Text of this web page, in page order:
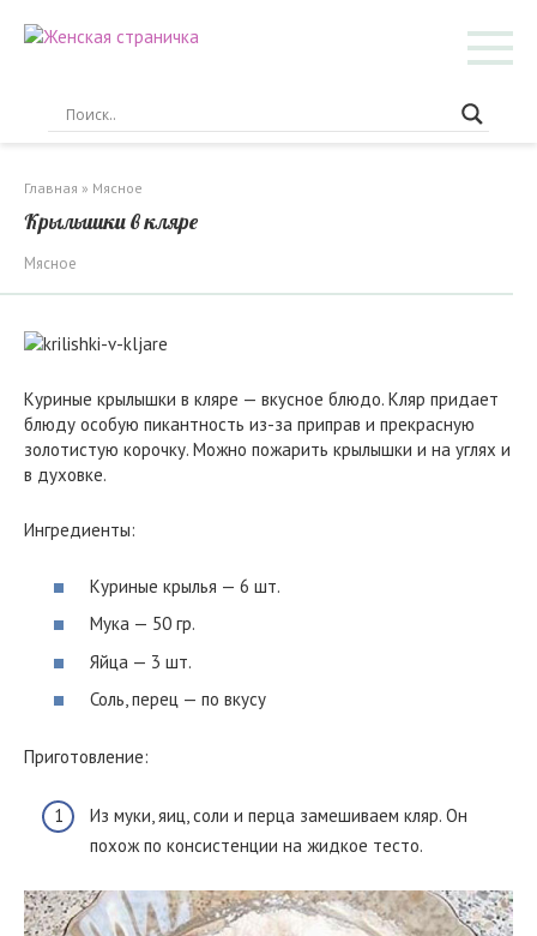
Главная » Мясное
Крылышки в кляре
Мясное
Куриные крылышки в кляре — вкусное блюдо. Кляр придает
блюду особую пикантность из-за приправ и прекрасную
золотистую корочку. Можно пожарить крылышки и на углях и
в духовке.
Ингредиенты:
Куриные крылья — 6 шт.
Мука — 50 гр.
Яйца — 3 шт.
Соль, перец — по вкусу
Приготовление:
Из муки, яиц, соли и перца замешиваем кляр. Он
похож по консистенции на жидкое тесто.